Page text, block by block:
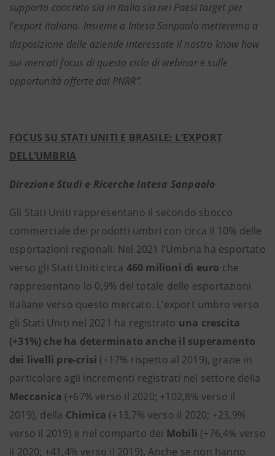
supporto concreto sia in Italia sia nei Paesi target per
l’export italiano. Insieme a Intesa Sanpaolo metteremo a
disposizione delle aziende interessate il nostro know how
sui mercati focus di questo ciclo di webinar e sulle
opportunità offerte dal PNRR”.
FOCUS SU STATI UNITI E BRASILE: L’EXPORT
DELL’UMBRIA
Direzione Studi e Ricerche Intesa Sanpaolo
Gli Stati Uniti rappresentano il secondo sbocco
commerciale dei prodotti umbri con circa il 10% delle
esportazioni regionali. Nel 2021 l’Umbria ha esportato
verso gli Stati Uniti circa 460 milioni di euro che
rappresentano lo 0,9% del totale delle esportazioni
italiane verso questo mercato. L’export umbro verso
gli Stati Uniti nel 2021 ha registrato una crescita
(+31%) che ha determinato anche il superamento
dei livelli pre-crisi (+17% rispetto al 2019), grazie in
particolare agli incrementi registrati nel settore della
Meccanica (+67% verso il 2020; +102,8% verso il
2019), della Chimica (+13,7% verso il 2020; +23,9%
verso il 2019) e nel comparto dei Mobili (+76,4% verso
il 2020; +41,4% verso il 2019). Anche se non hanno